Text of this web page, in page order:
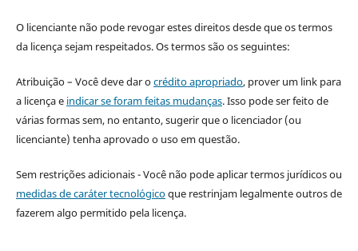
O licenciante não pode revogar estes direitos desde que os termos
da licença sejam respeitados. Os termos são os seguintes:
Atribuição – Você deve dar ocrédito apropriado, prover um link para
a licença e indicar se foram feitas mudanças. Isso pode ser feito de
várias formas sem, no entanto, sugerir que o licenciador (ou
licenciante) tenha aprovado o uso em questão.
Sem restrições adicionais - Você não pode aplicar termos jurídicos ou
medidas de caráter tecnológicoque restrinjam legalmente outros de
fazerem algo permitido pela licença.